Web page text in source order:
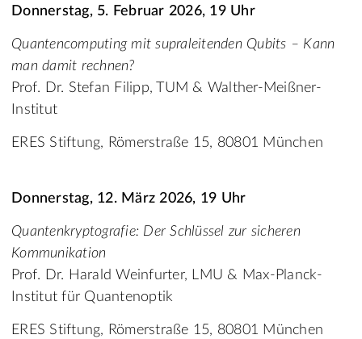
Donnerstag, 5. Februar 2026, 19 Uhr
Quantencomputing mit supraleitenden Qubits – Kann
man damit rechnen?
Prof. Dr. Stefan Filipp, TUM & Walther-Meißner-
Institut
ERES Stiftung, Römerstraße 15, 80801 München
Donnerstag, 12. März 2026, 19 Uhr
Quantenkryptografie: Der Schlüssel zur sicheren
Kommunikation
Prof. Dr. Harald Weinfurter, LMU & Max-Planck-
Institut für Quantenoptik
ERES Stiftung, Römerstraße 15, 80801 München